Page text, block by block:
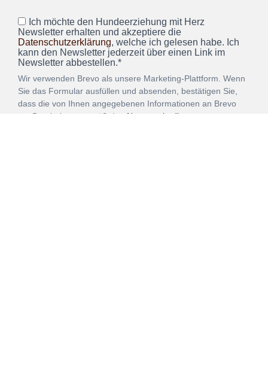
Ich möchte den Hundeerziehung mit Herz
Newsletter erhalten und akzeptiere die
Datenschutzerklärung, welche ich gelesen habe. Ich
kann den Newsletter jederzeit über einen Link im
Newsletter abbestellen.*
Wir verwenden Brevo als unsere Marketing-Plattform. Wenn
Sie das Formular ausfüllen und absenden, bestätigen Sie,
dass die von Ihnen angegebenen Informationen an Brevo
zur Bearbeitung gemäß den Nutzungsbedingungen